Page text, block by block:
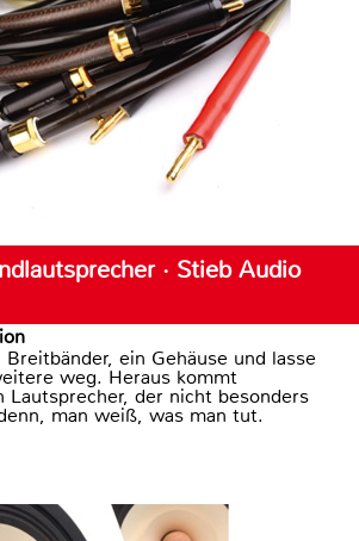
· Stieb Audio
ein Gehäuse und lasse
weg. Heraus kommt
Lautsprecher, der nicht besonders
man weiß, was man tut.